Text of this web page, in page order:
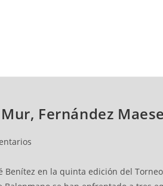
Fernández
en la quinta edición del